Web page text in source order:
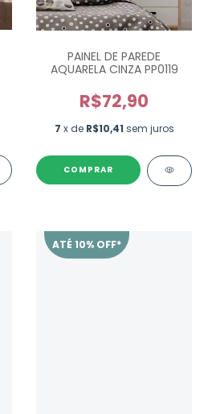
PAINEL DE PAREDE
AQUARELA CINZA PP0119
R$72,90
7 x de R$10,41 sem juros
ATÉ 10% OFF*